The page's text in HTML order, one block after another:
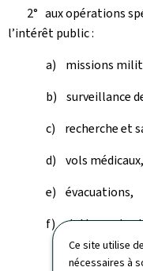
Ce site utilise
nécessaires à
2° aux opérations
l’intérêt public :
a) missions
b) surveillance de
c) recherche et
d) vols médicaux,
e) évacuations,
f) lutte contre les